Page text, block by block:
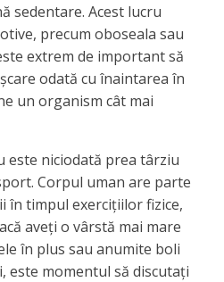
sedentare. Acest lucru
precum oboseala sau
extrem de important să
odată cu înaintarea în
un organism cât mai
este niciodată prea târziu
Corpul uman are parte
în timpul exercițiilor fizice,
aveți o vârstă mai mare
în plus sau anumite boli
este momentul să discutați